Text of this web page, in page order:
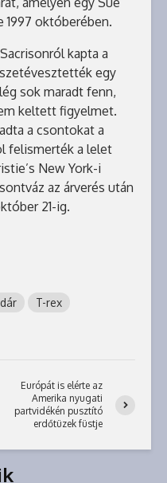
1997 októberében.
kapta a
egy
sok maradt fenn,
keltett figyelmet.
a csontokat a
felismerték a lelet
New York-i
az árverés után
21-ig.
T-rex
Európát is elérte az
Amerika nyugati
partvidékén pusztító
erdőtüzek füstje